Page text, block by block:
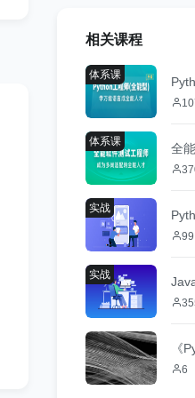
相关课程
体系课
体系课 全
实战
99
实战
6